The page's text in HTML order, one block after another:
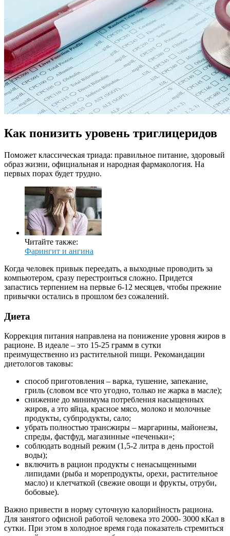
Как понизить уровень триглицеридов
Поможет классическая триада: правильное питание, здоровый
образ жизни, официальная и народная фармакология. На
первых порах будет трудно.
Читайте также:
Фарингит и ангина
Когда человек привык переедать, а выходные проводить за
компьютером, сразу перестроиться сложно. Придется
запастись терпением на первые 6-12 месяцев, чтобы прежние
привычки остались в прошлом без сожалений.
Диета
Коррекция питания направлена на понижение уровня жиров в
рационе. В идеале – это 15-25 грамм в сутки
преимущественно из растительной пищи. Рекомандации
диетологов таковы:
способ приготовления – варка, тушение, запекание,
гриль (словом все что угодно, только не жарка в масле);
снижение до минимума потребления насыщенных
жиров, а это яйца, красное мясо, молоко и молочные
продукты, субпродукты, сало;
убрать полностью трансжиры – маргарины, майонезы,
спреды, фастфуд, магазинные «печеньки»;
соблюдать водный режим (1,5-2 литра в день простой
воды);
включить в рацион продукты с ненасыщенными
липидами (рыба и морепродукты, орехи, растительное
масло) и клетчаткой (свежие овощи и фрукты, отруби,
бобовые).
Важно привести в норму суточную калорийность рациона.
Для занятого офисной работой человека это 2000- 3000 кКал в
сутки. При этом в холодное время года показатель стремиться